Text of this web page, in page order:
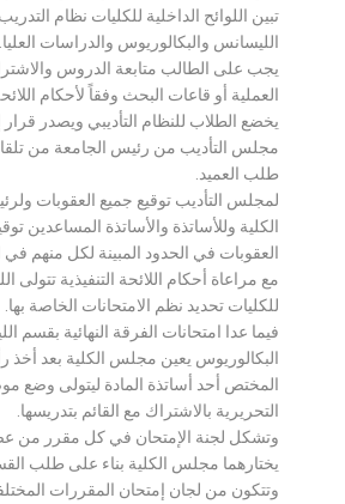
تبين اللوائح الداخلية للكليات نظام
الليسانس والبكالوريوس والدراسات العليا.
يجب على الطالب متابعة الدروس
العملية أو قاعات البحث وفقاً لأحكام
يخضع الطلاب للنظام التأديبي ويصدر قرار
مجلس التأديب من رئيس الجامعة من
طلب العميد.
لمجلس التأديب توقيع جميع العقوبات
الكلية وللأساتذة والأساتذة المساعدين
العقوبات في الحدود المبينة لكل منهم في
مع مراعاة أحكام اللائحة التنفيذية تتولى
للكليات تحديد نظم الامتحانات الخاصة بها.
فيما عدا امتحانات الفرقة النهائية بقسم
البكالوريوس يعين مجلس الكلية بعد
المختص أحد أساتذة المادة ليتولى وضع
التحريرية بالاشتراك مع القائم بتدريسها.
وتشكل لجنة الإمتحان في كل مقرر من
يختارهما مجلس الكلية بناء على طلب
وتتكون من لجان إمتحان المقررات